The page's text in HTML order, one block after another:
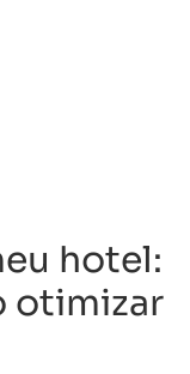
hotel:
otimizar